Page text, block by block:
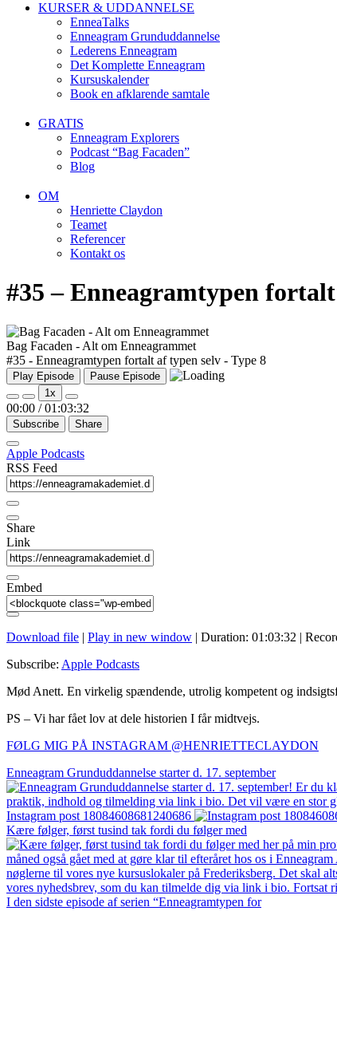
KURSER & UDDANNELSE
EnneaTalks
Enneagram Grunduddannelse
Lederens Enneagram
Det Komplette Enneagram
Kursuskalender
Book en afklarende samtale
GRATIS
Enneagram Explorers
Podcast “Bag Facaden”
Blog
OM
Henriette Claydon
Teamet
Referencer
Kontakt os
#35 – Enneagramtypen
Bag Facaden - Alt om Enneagrammet
#35 - Enneagramtypen fortalt af typen selv - Type 8
Play Episode
Pause Episode
1x
00:00 / 01:03:32
Subscribe Share
Apple Podcasts
RSS Feed
Share
Link
Embed
Download file | Play in new window | Duration: 01:03:32 |
Subscribe: Apple Podcasts
Mød Anett. En virkelig spændende, utrolig kompetent og
PS – Vi har fået lov at dele historien I får midtvejs.
FØLG MIG PÅ INSTAGRAM @HENRIETTECLAYDON​
Enneagram Grunduddannelse starter d. 17. september
Instagram post 18084608681240686
Kære følger, først tusind tak fordi du følger med
I den sidste episode af serien “Enneagramtypen for